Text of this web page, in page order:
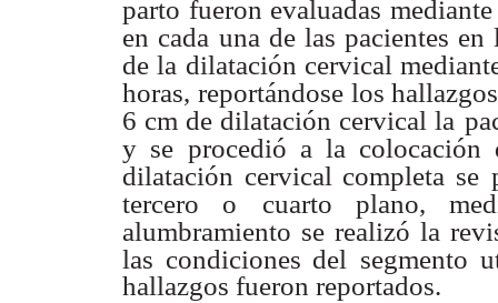
parto fueron evaluadas mediante
en cada una de las pacientes
de la dilatación cervical
horas, reportándose los
6 cm de dilatación cervical la
y se procedió a la colocación
dilatación cervical completa se
tercero o
cuarto plano,
alumbramiento se realizó la
las condiciones del segmento
hallazgos fueron reportados.